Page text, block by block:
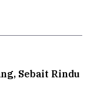
Sebait Rindu